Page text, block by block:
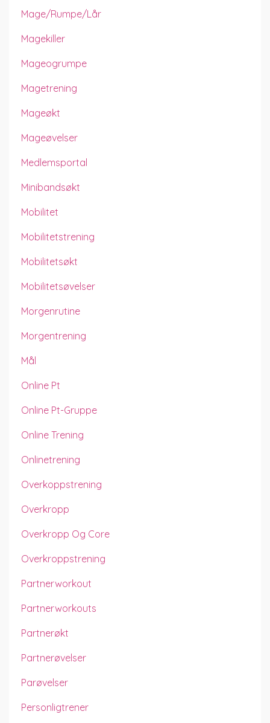
Mage/rumpe/lår
Magekiller
Mageogrumpe
Magetrening
Mageøkt
Mageøvelser
Medlemsportal
Minibandsøkt
Mobilitet
Mobilitetstrening
Mobilitetsøkt
Mobilitetsøvelser
Morgenrutine
Morgentrening
Mål
Online Pt
Online Pt-Gruppe
Online Trening
Onlinetrening
Overkoppstrening
Overkropp
Overkropp Og Core
Overkroppstrening
Partnerworkout
Partnerworkouts
Partnerøkt
Partnerøvelser
Parøvelser
Personligtrener